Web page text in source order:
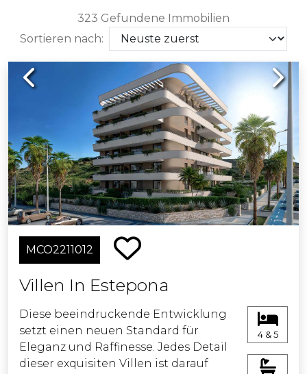
323 Gefundene Immobilien
Sortieren nach:
Previous Next
MCO2211012
Villen In Estepona
Diese beeindruckende Entwicklung
setzt einen neuen Standard für
Eleganz und Raffinesse. Jedes Detail
dieser exquisiten Villen ist darauf
4 & 5